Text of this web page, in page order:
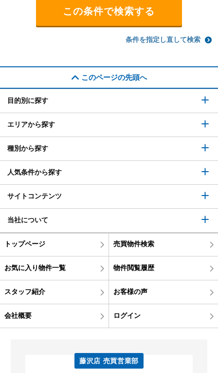
条件を指定し直して検索
このページの先頭へ
目的別に探す
エリアから探す
種別から探す
人気条件から探す
サイトコンテンツ
当社について
トップページ 売買物件検索
お気に入り物件一覧 物件閲覧履歴
スタッフ紹介 お客様の声
会社概要 ログイン
藤沢店 売買営業部